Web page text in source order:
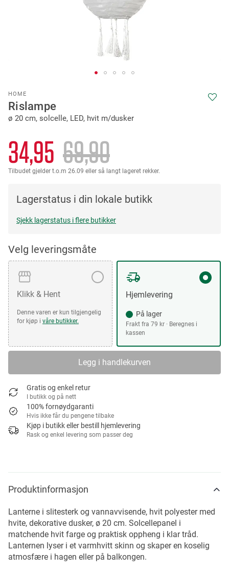
HOME
Rislampe
ø 20 cm, solcelle, LED, hvit m/dusker
34,95 69,90
Tilbudet gjelder t.o.m 26.09 eller så langt lageret rekker.
Lagerstatus i din lokale butikk
Sjekk lagerstatus i flere butikker
Velg leveringsmåte
Klikk & Hent
Denne varen er kun tilgjengelig
for kjøp i våre butikker.
Hjemlevering
På lager
Frakt fra 79 kr · Beregnes i
kassen
Legg i handlekurven
Gratis og enkel retur
I butikk og på nett
100% fornøydgaranti
Hvis ikke får du pengene tilbake
Kjøp i butikk eller bestill hjemlevering
Rask og enkel levering som passer deg
to
the
beginning
the
images
gallery
Produktinformasjon
Lanterne i slitesterk og vannavvisende, hvit polyester med
hvite, dekorative dusker, ø 20 cm. Solcellepanel i
matchende hvit farge og praktisk oppheng i klar tråd.
Lanternen lyser i et varmhvitt skinn og skaper en koselig
atmosfære i hagen eller på balkongen.